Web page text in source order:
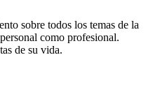
sobre todos los temas de la
como profesional.
de su vida.